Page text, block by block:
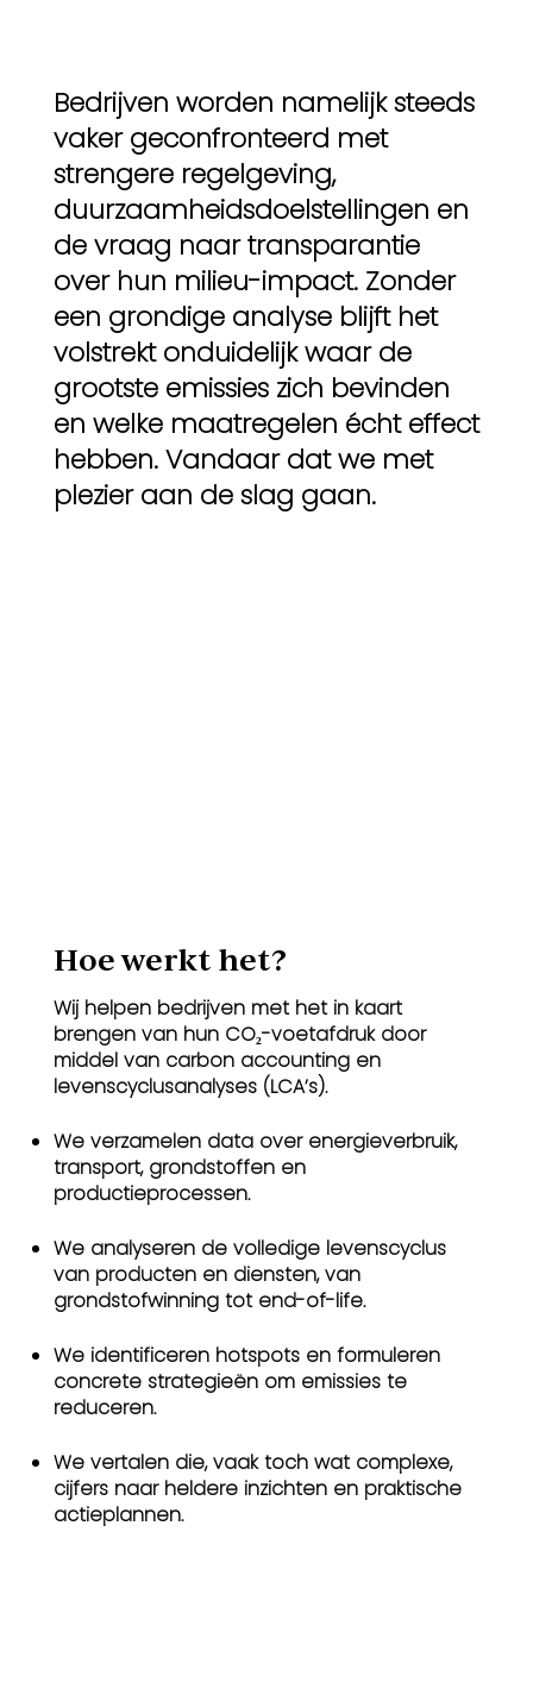
Bedrijven worden namelijk steeds
vaker geconfronteerd met
strengere regelgeving,
duurzaamheidsdoelstellingen en
de vraag naar transparantie
over hun milieu-impact. Zonder
een grondige analyse blijft het
volstrekt onduidelijk waar de
grootste emissies zich bevinden
en welke maatregelen écht effect
hebben. Vandaar dat we met
plezier aan de slag gaan.
Hoe werkt het?​
Wij helpen bedrijven met het in kaart
brengen van hun CO₂-voetafdruk door
middel van carbon accounting en
levenscyclusanalyses (LCA’s).
We verzamelen data over energieverbruik,
transport, grondstoffen en
productieprocessen.
We analyseren de volledige levenscyclus
van producten en diensten, van
grondstofwinning tot end-of-life.
We identificeren hotspots en formuleren
concrete strategieën om emissies te
reduceren.
We vertalen die, vaak toch wat complexe,
cijfers naar heldere inzichten en praktische
actieplannen.